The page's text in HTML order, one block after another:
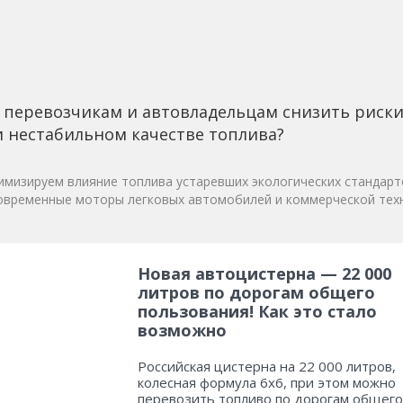
перевозчикам и автовладельцам снизить риски
нестабильном качестве топлива?
влияние топлива устаревших экологических
моторы легковых автомобилей и коммерческой
Новая автоцистерна — 22 000
литров по дорогам общего
пользования! Как это стало
возможно
Российская цистерна на 22 000 литров,
колесная формула 6х6, при этом можно
перевозить топливо по дорогам общего